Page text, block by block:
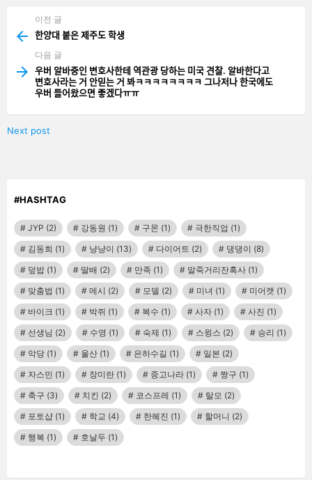
more
이전 글
한양대 붙은 제주도 학생
다음 글
우버 알바중인 변호사한테 역관광 당하는 미국 견찰. 알바한다고
변호사라는 거 안믿는 거 봐ㅋㅋㅋㅋㅋㅋㅋㅋ 그나저나 한국에도
우버 들어왔으면 좋겠다ㅠㅠ
Next post
#HASHTAG
JYP (2) 강동원 (1) 구몬 (1) 극한직업 (1)
김동희 (1) 냥냥이 (13) 다이어트 (2) 댕댕이 (8)
덮밥 (1) 딸배 (2) 만족 (1) 말죽거리잔혹사 (1)
맞춤법 (1) 메시 (2) 모델 (2) 미녀 (1) 미어캣 (1)
바이크 (1) 박쥐 (1) 복수 (1) 사자 (1) 사진 (1)
선생님 (2) 수영 (1) 숙제 (1) 스윙스 (2) 승리 (1)
악당 (1) 울산 (1) 은하수길 (1) 일본 (2)
자스민 (1) 장미란 (1) 중고나라 (1) 짱구 (1)
축구 (3) 치킨 (2) 코스프레 (1) 탈모 (2)
포토샵 (1) 학교 (4) 한혜진 (1) 할머니 (2)
행복 (1) 호날두 (1)